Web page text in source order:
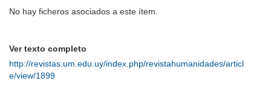
No hay ficheros asociados a este ítem.
Ver texto completo
http://revistas.um.edu.uy/index.php/revistahumanidades/articl
e/view/1899